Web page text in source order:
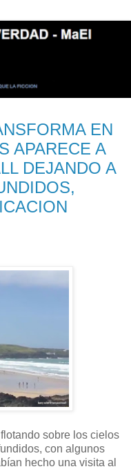
EN
APARECE A
DEJANDO A
sobre los cielos
con algunos
hecho una visita al